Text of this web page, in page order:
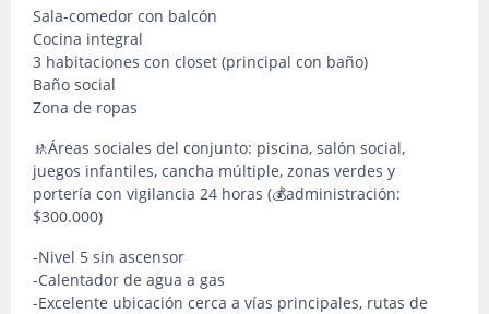
Sala-comedor con balcón
Cocina integral
3 habitaciones con closet (principal con baño)
Baño social
Zona de ropas
🚸Áreas sociales del conjunto: piscina, salón social,
juegos infantiles, cancha múltiple, zonas verdes y
portería con vigilancia 24 horas (💰administración:
$300.000)
-Nivel 5 sin ascensor
-Calentador de agua a gas
-Excelente ubicación cerca a vías principales, rutas de